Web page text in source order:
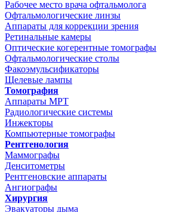
Рабочее место врача офтальмолога
Офтальмологические линзы
Аппараты для коррекции зрения
Ретинальные камеры
Оптические когерентные томографы
Офтальмологические столы
Факоэмульсификаторы
Щелевые лампы
Томография
Аппараты МРТ
Радиологические системы
Инжекторы
Компьютерные томографы
Рентгенология
Маммографы
Денситометры
Рентгеновские аппараты
Ангиографы
Хирургия
Эвакуаторы дыма